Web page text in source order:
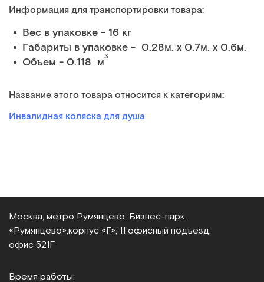
Информация для транспортировки товара:
Вес в упаковке - 16 кг
Габариты в упаковке - 0.28м. x 0.7м. x 0.6м.
Объем - 0.118 м3
Название этого товара относится к категориям:
Инвалидная коляска для душа
Москва, метро Румянцево, Бизнес‑парк
«Румянцево», корпус «Г», 11 офисный подъезд,
офис 521Г
Время работы: